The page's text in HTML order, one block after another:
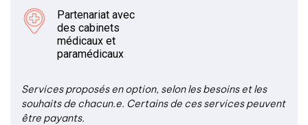
Partenariat avec
des cabinets
médicaux et
paramédicaux
Services proposés en option, selon les besoins et les
souhaits de chacun.e. Certains de ces services peuvent
être payants.